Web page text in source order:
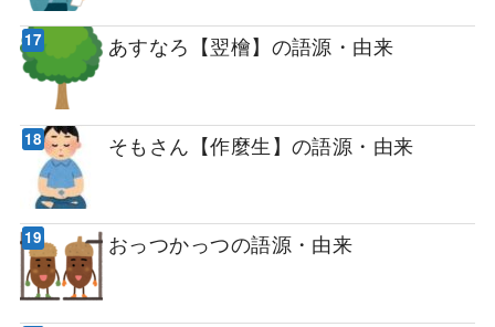
あすなろ【翌檜】の語源・由来
そもさん【作麼生】の語源・由来
おっつかっつの語源・由来